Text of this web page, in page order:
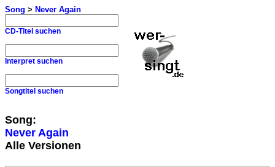
Song > Never Again
CD-Titel suchen
Interpret suchen
Songtitel suchen
Song:
Never Again
Alle Versionen